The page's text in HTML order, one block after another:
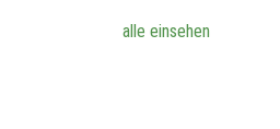
alle einsehen